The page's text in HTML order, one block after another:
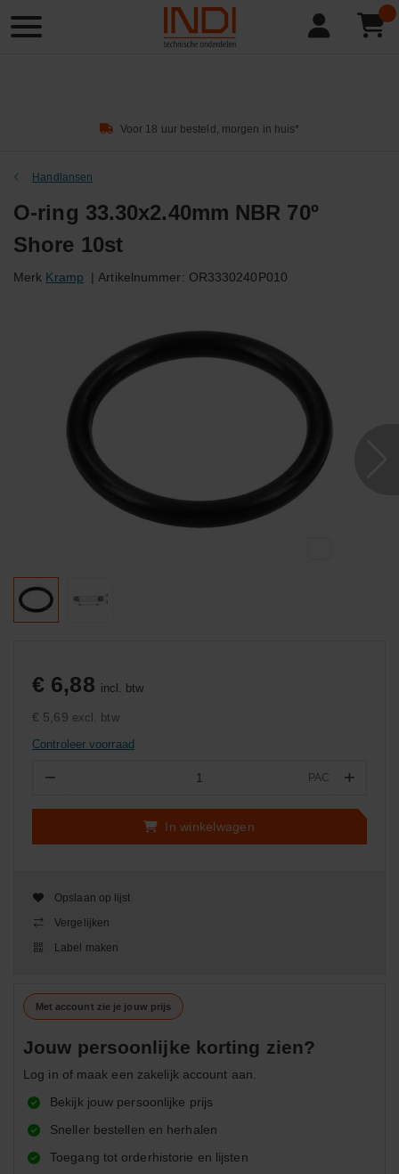
Product
zoeken
Voor 18 uur besteld, morgen in huis*
Handlansen
O-ring 33.30x2.40mm NBR 70º
Shore 10st
Merk Kramp | Artikelnummer: OR3330240P010
€ 6,88 incl. btw
€ 5,69 excl. btw
Controleer voorraad
− PAC +
In winkelwagen
Opslaan op lijst
Vergelijken
Label maken
Met account zie je jouw prijs
Jouw persoonlijke korting zien?
Log in of maak een zakelijk account aan.
Bekijk jouw persoonlijke prijs
Sneller bestellen en herhalen
Toegang tot orderhistorie en lijsten